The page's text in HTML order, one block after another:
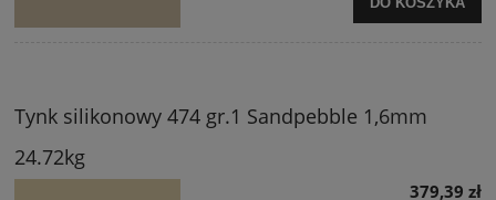
Tynk silikonowy 474 gr.1 Sandpebble 1,6mm
24.72kg
379,39 zł